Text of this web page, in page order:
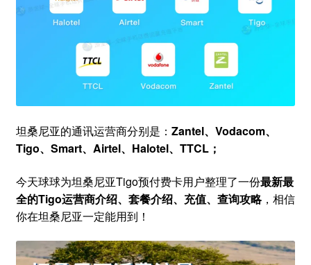
坦桑尼亚的通讯运营商分别是： Zantel、Vodacom、
Tigo、Smart、Airtel、Halotel、TTCL；
今天球球为坦桑尼亚Tigo预付费卡用户整理了一份最新最
全的Tigo运营商介绍、套餐介绍、充值、查询攻略，相信
你在坦桑尼亚一定能用到！